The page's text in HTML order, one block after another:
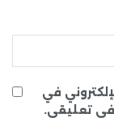
في
في تعليقي.